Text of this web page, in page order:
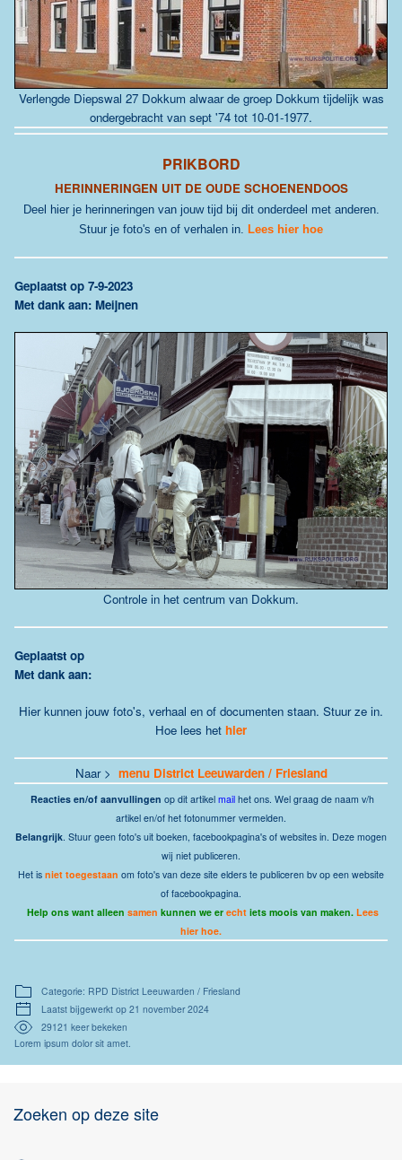
Verlengde Diepswal 27 Dokkum alwaar de groep Dokkum tijdelijk was
ondergebracht van sept '74 tot 10-01-1977.
PRIKBORD
HERINNERINGEN UIT DE OUDE SCHOENENDOOS
Deel hier je herinneringen van jouw tijd bij dit onderdeel met anderen.
Stuur je foto's en of verhalen in. Lees hier hoe
Geplaatst op 7-9-2023
Met dank aan: Meijnen
Controle in het centrum van Dokkum.
Geplaatst op
Met dank aan:
Hier kunnen jouw foto's, verhaal en of documenten staan. Stuur ze in.
Hoe lees het hier
Naar > menu District Leeuwarden / Friesland
Reacties en/of aanvullingen op dit artikel mail het ons. Wel graag de naam v/h
artikel en/of het fotonummer vermelden.
Belangrijk . Stuur geen foto's uit boeken, facebookpagina's of websites in. Deze mogen
wij niet publiceren.
Het is niet toegestaan om foto's van deze site elders te publiceren bv op een website
of facebookpagina.
Help ons want alleen samen kunnen we er echt iets moois van maken. Lees
hier hoe.
Categorie: RPD District Leeuwarden / Friesland
Laatst bijgewerkt op 21 november 2024
29121 keer bekeken
Lorem ipsum dolor sit amet.
Zoeken op deze site